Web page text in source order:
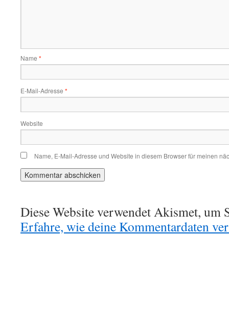
Name *
E-Mail-Adresse *
Website
Name, E-Mail-Adresse und Website in diesem Browser für meinen
Diese Website verwendet Akismet, um
Erfahre, wie deine Kommentardaten